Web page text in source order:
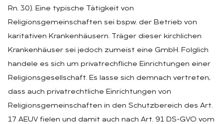
Rn. 30). Eine typische Tätigkeit von
Religionsgemeinschaften sei bspw. der Betrieb von
karitativen Krankenhäusern. Träger dieser kirchlichen
Krankenhäuser sei jedoch zumeist eine GmbH. Folglich
handele es sich um privatrechfliche Einrichtungen einer
Religionsgesellschaft. Es lasse sich demnach vertreten,
dass auch privatrechtliche Einrichtungen von
Religionsgemeinschaften in den Schutzbereich des Art.
17 AEUV fielen und damit auch nach Art. 91 DS-GVO vom